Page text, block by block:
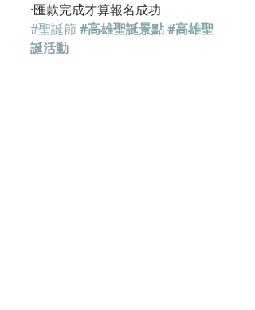
·匯款完成才算報名成功
#聖誕節 #高雄聖誕景點#高雄聖
誕活動